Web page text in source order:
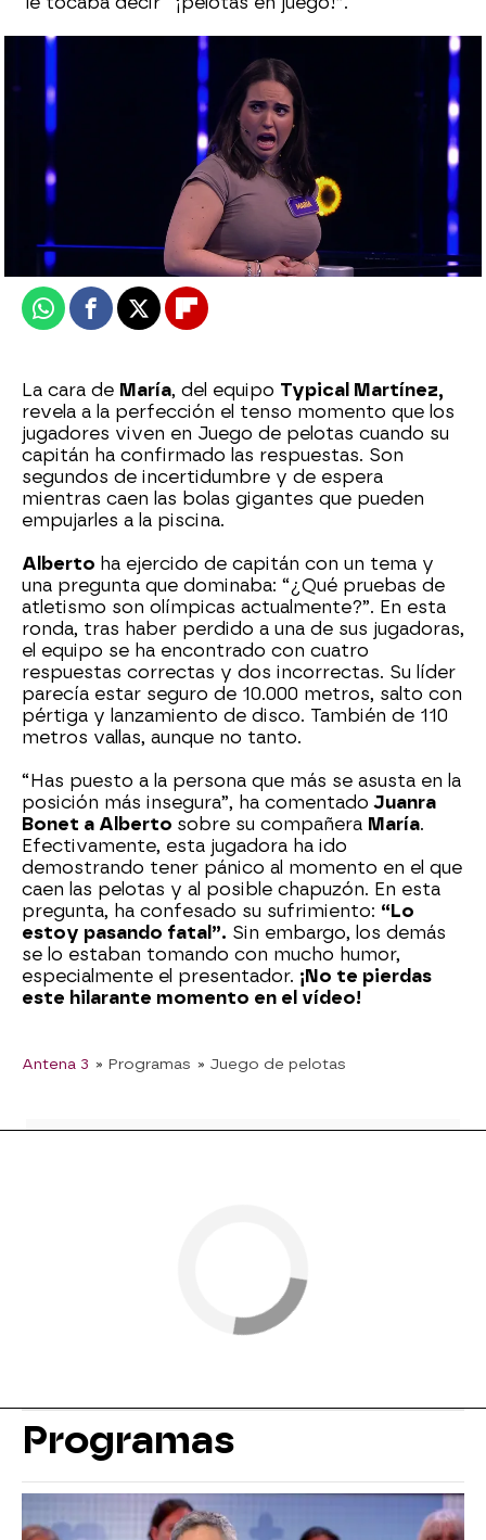
Alberto Mendo
Publicado: 02 de octubre de 2025, 00:12
WhatsappFacebook
X Flipboard
La cara de María, del equipo Typical Martínez,
revela a la perfección el tenso momento que los
jugadores viven en Juego de pelotas cuando su
capitán ha confirmado las respuestas. Son
segundos de incertidumbre y de espera
mientras caen las bolas gigantes que pueden
empujarles a la piscina.
Alberto ha ejercido de capitán con un tema y
una pregunta que dominaba: “¿Qué pruebas de
atletismo son olímpicas actualmente?”. En esta
ronda, tras haber perdido a una de sus jugadoras,
el equipo se ha encontrado con cuatro
respuestas correctas y dos incorrectas. Su líder
parecía estar seguro de 10.000 metros, salto con
pértiga y lanzamiento de disco. También de 110
metros vallas, aunque no tanto.
“Has puesto a la persona que más se asusta en la
posición más insegura”, ha comentado Juanra
Bonet a Alberto sobre su compañera María.
Efectivamente, esta jugadora ha ido
demostrando tener pánico al momento en el que
caen las pelotas y al posible chapuzón. En esta
pregunta, ha confesado su sufrimiento: “Lo
estoy pasando fatal”. Sin embargo, los demás
se lo estaban tomando con mucho humor,
especialmente el presentador. ¡No te pierdas
este hilarante momento en el vídeo!
Antena 3 » Programas » Juego de pelotas
Programas